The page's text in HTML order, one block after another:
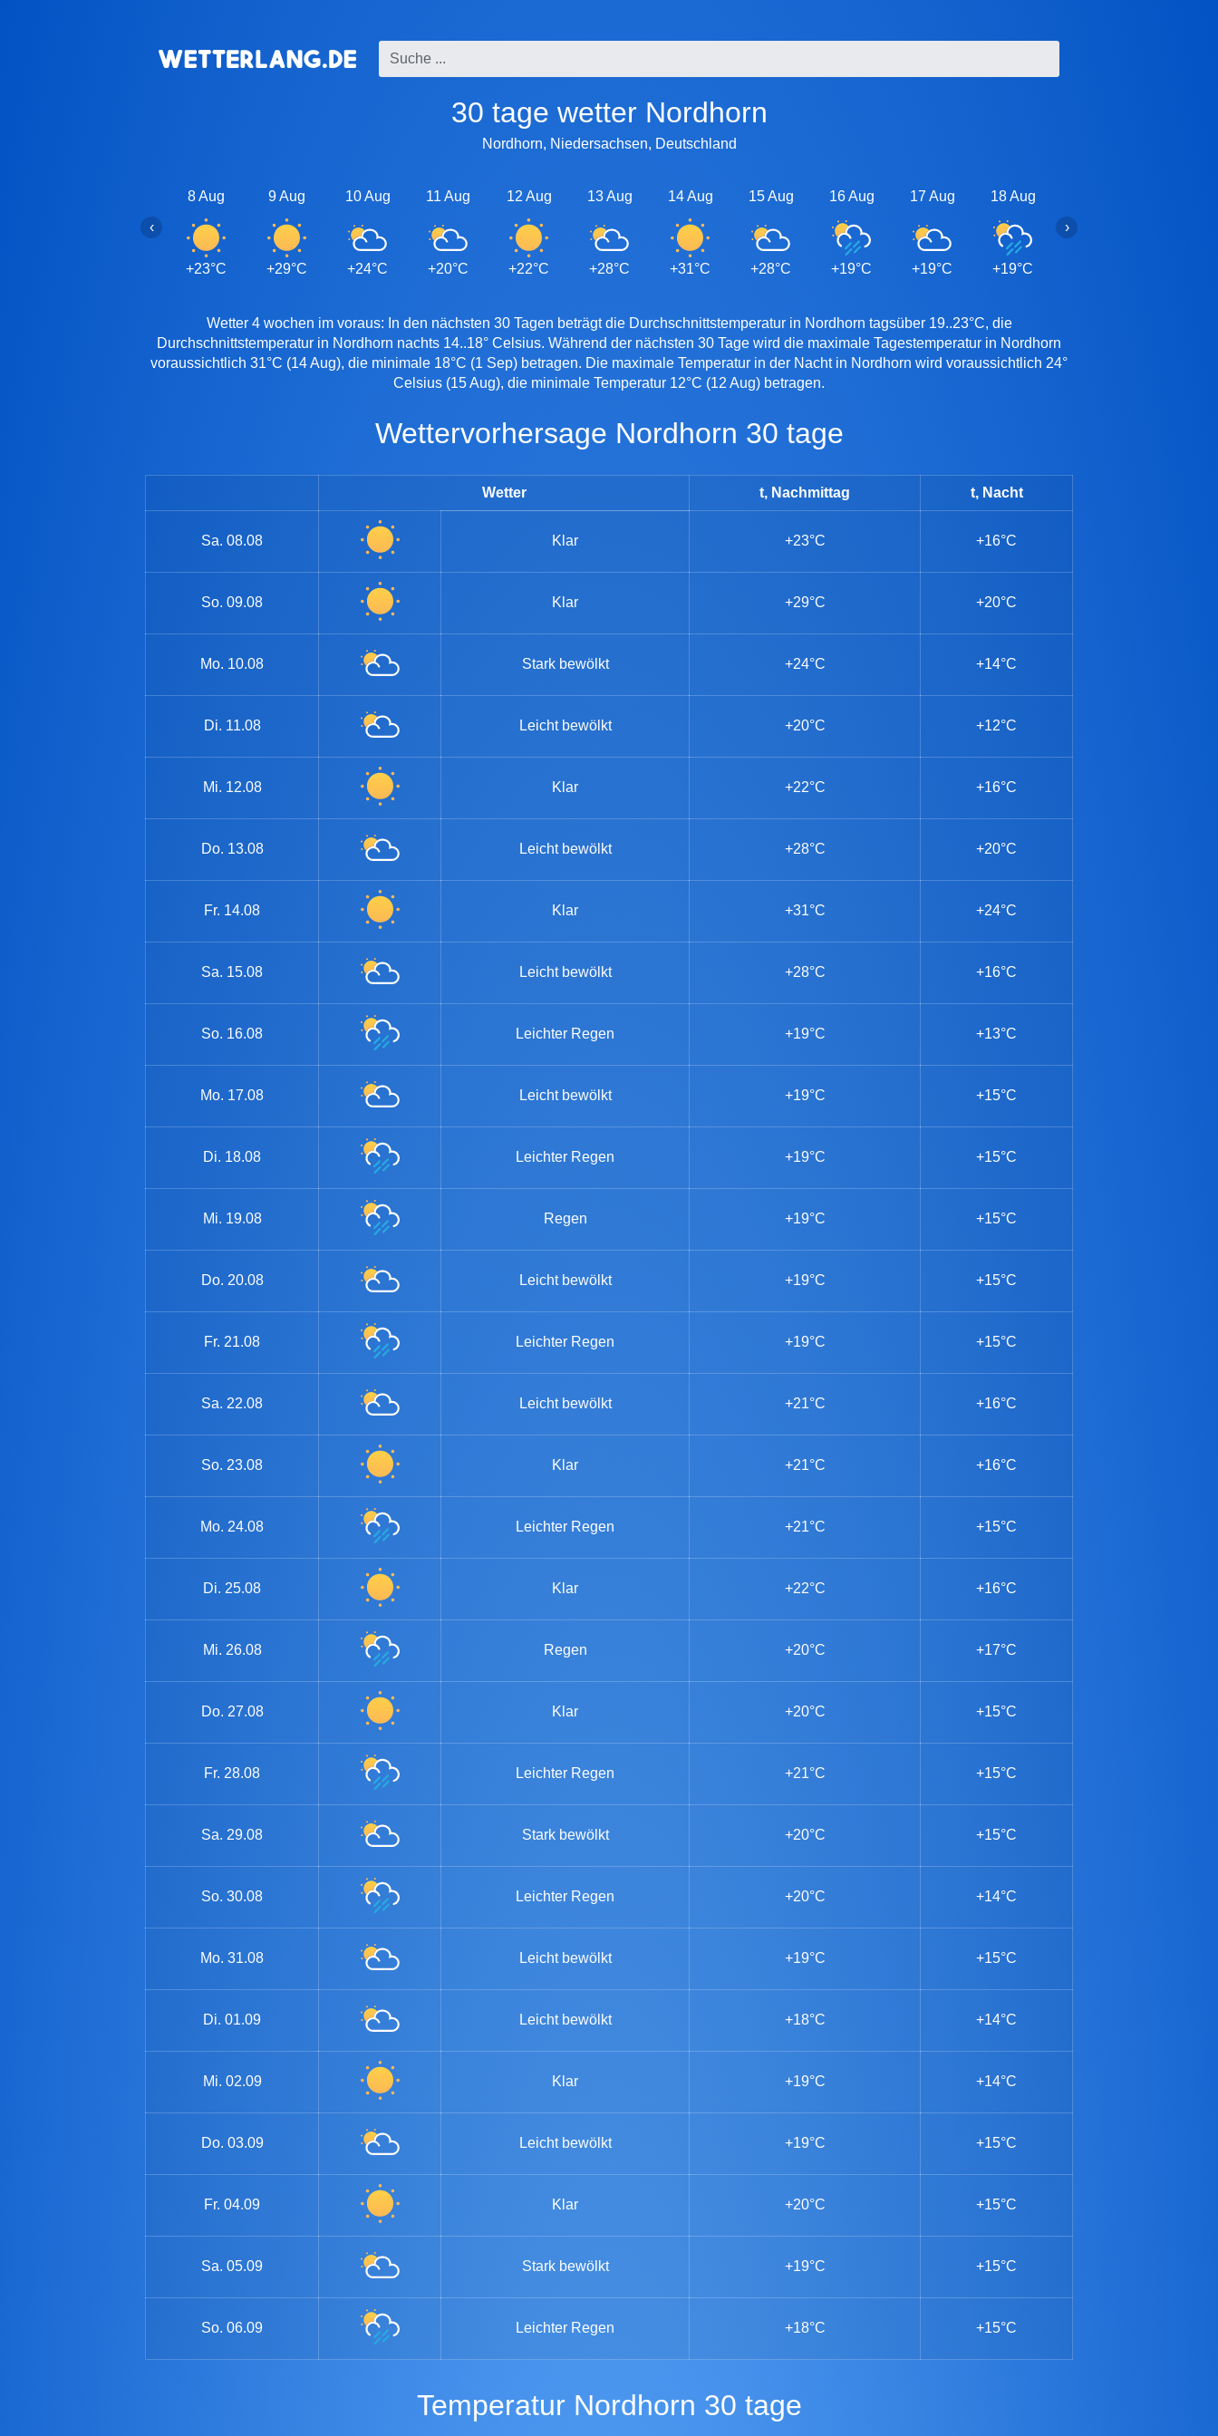
30 tage wetter Nordhorn
Nordhorn, Niedersachsen, Deutschland
8 Aug
+23°C
9 Aug
+29°C
10 Aug
+24°C
11 Aug
+20°C
12 Aug
+22°C
13 Aug
+28°C
14 Aug
+31°C
15 Aug
+28°C
16 Aug
+19°C
17 Aug
+19°C
18 Aug
+19°C
‹ ›
Wetter 4 wochen im voraus: In den nächsten 30 Tagen beträgt die Durchschnittstemperatur in Nordhorn tagsüber 19..23°C, die
Durchschnittstemperatur in Nordhorn nachts 14..18° Celsius. Während der nächsten 30 Tage wird die maximale Tagestemperatur in Nordhorn
voraussichtlich 31°C (14 Aug), die minimale 18°C (1 Sep) betragen. Die maximale Temperatur in der Nacht in Nordhorn wird voraussichtlich 24°
Celsius (15 Aug), die minimale Temperatur 12°C (12 Aug) betragen.
Wettervorhersage Nordhorn 30 tage
Wetter t, Nachmittag t, Nacht
Sa. 08.08 Klar +23°C +16°C
So. 09.08 Klar +29°C +20°C
Mo. 10.08 Stark bewölkt +24°C +14°C
Di. 11.08 Leicht bewölkt +20°C +12°C
Mi. 12.08 Klar +22°C +16°C
Do. 13.08 Leicht bewölkt +28°C +20°C
Fr. 14.08 Klar +31°C +24°C
Sa. 15.08 Leicht bewölkt +28°C +16°C
So. 16.08 Leichter Regen +19°C +13°C
Mo. 17.08 Leicht bewölkt +19°C +15°C
Di. 18.08 Leichter Regen +19°C +15°C
Mi. 19.08 Regen +19°C +15°C
Do. 20.08 Leicht bewölkt +19°C +15°C
Fr. 21.08 Leichter Regen +19°C +15°C
Sa. 22.08 Leicht bewölkt +21°C +16°C
So. 23.08 Klar +21°C +16°C
Mo. 24.08 Leichter Regen +21°C +15°C
Di. 25.08 Klar +22°C +16°C
Mi. 26.08 Regen +20°C +17°C
Do. 27.08 Klar +20°C +15°C
Fr. 28.08 Leichter Regen +21°C +15°C
Sa. 29.08 Stark bewölkt +20°C +15°C
So. 30.08 Leichter Regen +20°C +14°C
Mo. 31.08 Leicht bewölkt +19°C +15°C
Di. 01.09 Leicht bewölkt +18°C +14°C
Mi. 02.09 Klar +19°C +14°C
Do. 03.09 Leicht bewölkt +19°C +15°C
Fr. 04.09 Klar +20°C +15°C
Sa. 05.09 Stark bewölkt +19°C +15°C
So. 06.09 Leichter Regen +18°C +15°C
Temperatur Nordhorn 30 tage